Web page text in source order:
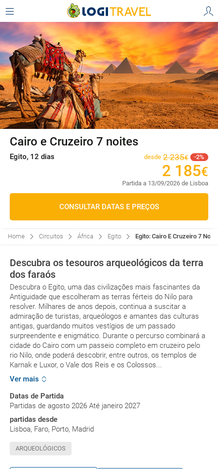
Cairo e Cruzeiro 7 noites
Egito, 12 dias desde 2 235€ 2
2 185€
Partida a 13/09/2026 de Lisboa
CONSULTAR DATAS E PREÇOS
Home Circuitos África Egito Egito: Cairo E Cruzeiro 7
Descubra os tesouros arqueológicos da terra
dos faraós
Descubra o Egito, uma das civilizações mais fascinantes da
Antiguidade que escolheram as terras férteis do Nilo para
resolver. Milhares de anos depois, continua a suscitar a
admiração de turistas, arqueólogos e amantes das culturas
antigas, guardando muitos vestígios de um passado
surpreendente e enigmático. Durante o percurso combinará a
cidade do Cairo com um passeio completo em cruzeiro pelo
rio Nilo, onde poderá descobrir, entre outros, os templos de
Karnak e Luxor, o Vale dos Reis e os Colossos...
Ver mais
Datas de Partida
Partidas de agosto 2026 Até janeiro 2027
partidas desde
Lisboa, Faro, Porto, Madrid
ARQUEOLÓGICOS